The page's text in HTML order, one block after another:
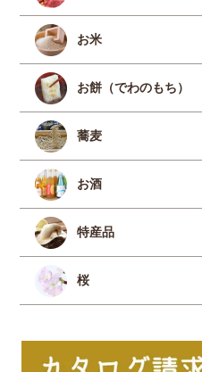
お米
お餅（でわのもち）
蕎麦
お酒
特産品
桜